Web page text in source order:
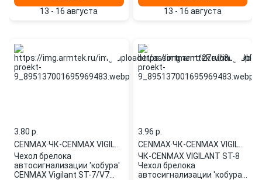
13 - 16 августа 13 - 16 августа
3.80 p.
CENMAX·
Чехол брелока
автосигнализации 'кобура'
CENMAX Vigilant ST-7/V7
3.96 p.
CENMAX·
ЧК-CENMAX VIGILANT ST-8
ЧК-CENMAX VIGILANT ST-8
Чехол брелока
автосигнализации 'кобура'